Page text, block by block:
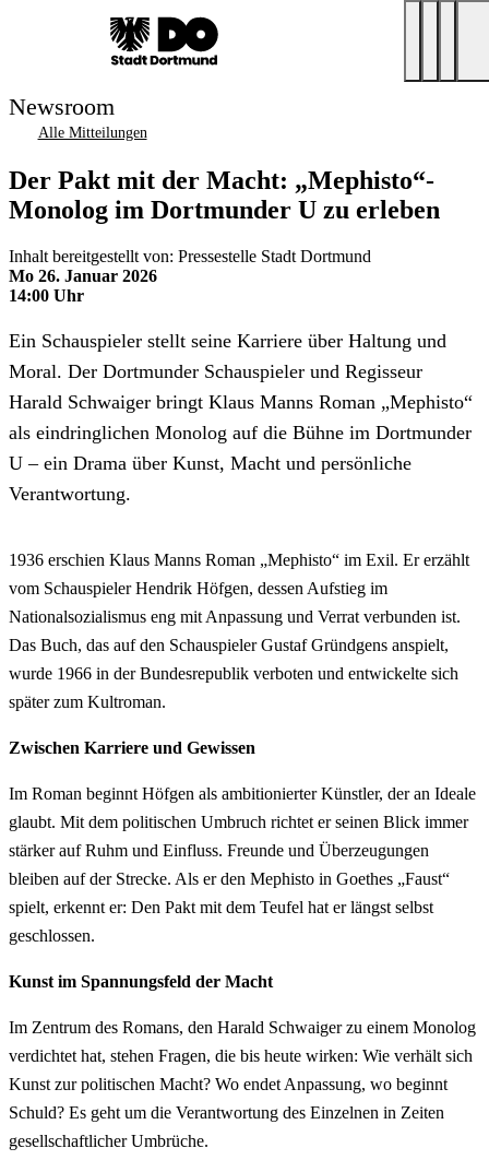
Newsroom
Alle Mitteilungen
Der Pakt mit der Macht: „Mephisto“-
Monolog im Dortmunder U zu erleben
Inhalt bereitgestellt von: Pressestelle Stadt Dortmund
Mo 26. Januar 2026
14:00 Uhr
Ein Schauspieler stellt seine Karriere über Haltung und
Moral. Der Dortmunder Schauspieler und Regisseur
Harald Schwaiger bringt Klaus Manns Roman „Mephisto“
als eindringlichen Monolog auf die Bühne im Dortmunder
U – ein Drama über Kunst, Macht und persönliche
Verantwortung.
1936 erschien Klaus Manns Roman „Mephisto“ im Exil. Er erzählt
vom Schauspieler Hendrik Höfgen, dessen Aufstieg im
Nationalsozialismus eng mit Anpassung und Verrat verbunden ist.
Das Buch, das auf den Schauspieler Gustaf Gründgens anspielt,
wurde 1966 in der Bundesrepublik verboten und entwickelte sich
später zum Kultroman.
Zwischen Karriere und Gewissen
Im Roman beginnt Höfgen als ambitionierter Künstler, der an Ideale
glaubt. Mit dem politischen Umbruch richtet er seinen Blick immer
stärker auf Ruhm und Einfluss. Freunde und Überzeugungen
bleiben auf der Strecke. Als er den Mephisto in Goethes „Faust“
spielt, erkennt er: Den Pakt mit dem Teufel hat er längst selbst
geschlossen.
Kunst im Spannungsfeld der Macht
Im Zentrum des Romans, den Harald Schwaiger zu einem Monolog
verdichtet hat, stehen Fragen, die bis heute wirken: Wie verhält sich
Kunst zur politischen Macht? Wo endet Anpassung, wo beginnt
Schuld? Es geht um die Verantwortung des Einzelnen in Zeiten
gesellschaftlicher Umbrüche.